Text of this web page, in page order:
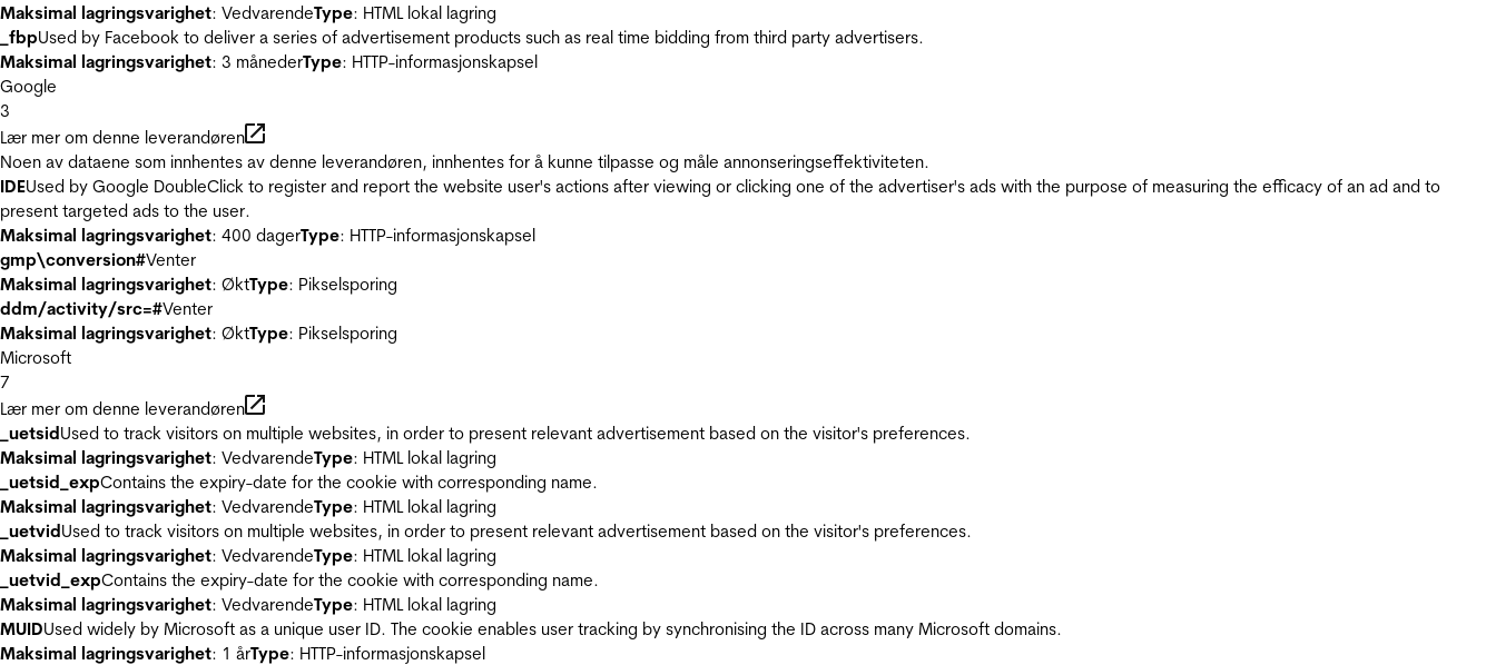
Maksimal lagringsvarighet: VedvarendeType: HTML lokal lagring
_fbpUsed by Facebook to deliver a series of advertisement products such as real time bidding from third party advertisers.
Maksimal lagringsvarighet: 3 månederType: HTTP-informasjonskapsel
Google
3
Lær mer om denne leverandøren
Noen av dataene som innhentes av denne leverandøren, innhentes for å kunne tilpasse og måle annonseringseffektiviteten.
IDEUsed by Google DoubleClick to register and report the website user's actions after viewing or clicking one of the advertiser's ads with the purpose of measuring the efficacy of an ad and to
present targeted ads to the user.
Maksimal lagringsvarighet: 400 dagerType: HTTP-informasjonskapsel
gmp\conversion#Venter
Maksimal lagringsvarighet: ØktType: Pikselsporing
ddm/activity/src=#Venter
Maksimal lagringsvarighet: ØktType: Pikselsporing
Microsoft
7
Lær mer om denne leverandøren
_uetsidUsed to track visitors on multiple websites, in order to present relevant advertisement based on the visitor's preferences.
Maksimal lagringsvarighet: VedvarendeType: HTML lokal lagring
_uetsid_expContains the expiry-date for the cookie with corresponding name.
Maksimal lagringsvarighet: VedvarendeType: HTML lokal lagring
_uetvidUsed to track visitors on multiple websites, in order to present relevant advertisement based on the visitor's preferences.
Maksimal lagringsvarighet: VedvarendeType: HTML lokal lagring
_uetvid_expContains the expiry-date for the cookie with corresponding name.
Maksimal lagringsvarighet: VedvarendeType: HTML lokal lagring
MUIDUsed widely by Microsoft as a unique user ID. The cookie enables user tracking by synchronising the ID across many Microsoft domains.
Maksimal lagringsvarighet: 1 årType: HTTP-informasjonskapsel